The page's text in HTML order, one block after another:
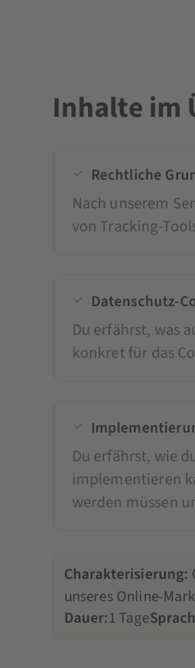
Inhalte im
Rechtliche
Nach unserem
von Tracking-
Datenschutz-
Du erfährst, was
konkret für das
Du erfährst, wie
implementieren
werden müssen
Charakterisierung:
unseres Online-
Dauer:1 Tage